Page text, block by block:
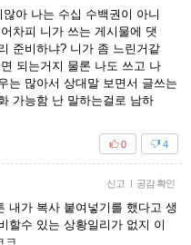
아 나는 수십 수백권이 아니
차피 니가 쓰는 게시물에 댓
준비하냐? 니가 좀 느린거같
되는거지 물론 나도 쓰고 나
는 많아서 상대말 보면서 글쓰는
가능함 난 말하는걸로 남하
4
0
신고 | 공감 확인
내가 복사 붙여넣기를 했다고 생
할수 있는 상황일리가 없지 이
ㅋ